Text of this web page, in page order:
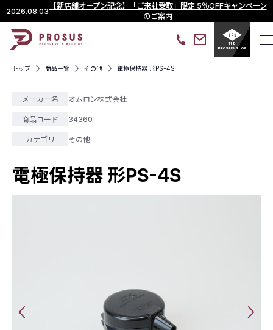
2026.08.03
【新店舗オープン記念】「ご来社受取」限定 5％OFFキャンペーン
のご案内
THE
PROSUS SHOP
トップ 商品一覧 その他 電極保持器 形PS-4S
メーカー名 オムロン株式会社
商品コード 34360
カテゴリ その他
電極保持器 形PS-4S